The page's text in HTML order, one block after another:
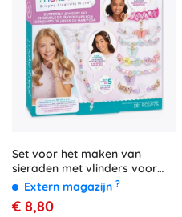
Set voor het maken van
sieraden met vlinders voor
creatieve kinderen
Extern magazijn ?
€ 8,80